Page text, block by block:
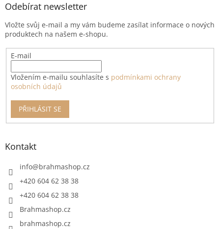
Odebírat newsletter
Vložte svůj e-mail a my vám budeme zasílat informace o nových
produktech na našem e-shopu.
E-mail
Vložením e-mailu souhlasíte s podmínkami ochrany
osobních údajů
PŘIHLÁSIT SE
Kontakt
info@brahmashop.cz
+420 604 62 38 38
+420 604 62 38 38
Brahmashop.cz
brahmashop.cz